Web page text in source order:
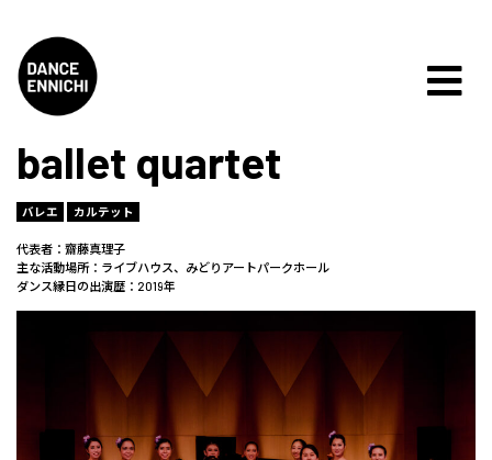
ballet quartet
バレエ カルテット
代表者：齋藤真理子
主な活動場所：ライブハウス、みどりアートパークホール
ダンス縁日の出演歴：2019年